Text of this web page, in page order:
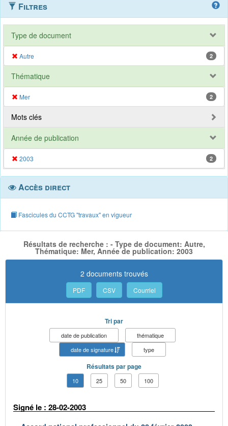
Filtres
Type de document
Autre 2
Thématique
Mer 2
Mots clés
Année de publication
2003 2
Accès direct
Fascicules du CCTG "travaux" en vigueur
Résultats de recherche : - Type de document: Autre,
Thématique: Mer, Année de publication: 2003
2 documents trouvés
PDF CSV Courriel
Tri par
date de publication
thématique
date de signature
type
Résultats par page
10 25 50 100
Signé le : 28-02-2003